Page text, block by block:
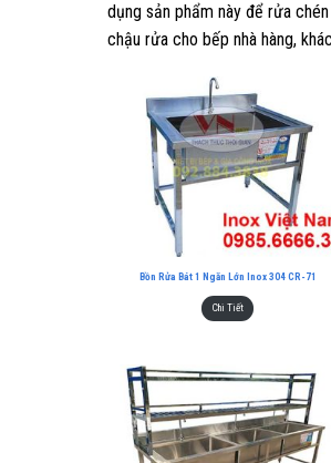
dụng sản phẩm này để rửa
chậu rửa cho bếp nhà hàng,
Bồn Rửa Bát 1 Ngăn Lớn Inox 304 CR-71
Chi Tiết